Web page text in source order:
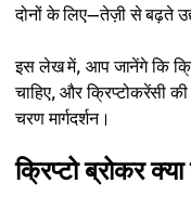
दोनों के लिए—तेज़ी से बढ़ते
इस लेख में, आप जानेंगे कि
चाहिए, और क्रिप्टोकरेंसी
चरण मार्गदर्शन।
क्रिप्टो ब्रोकर